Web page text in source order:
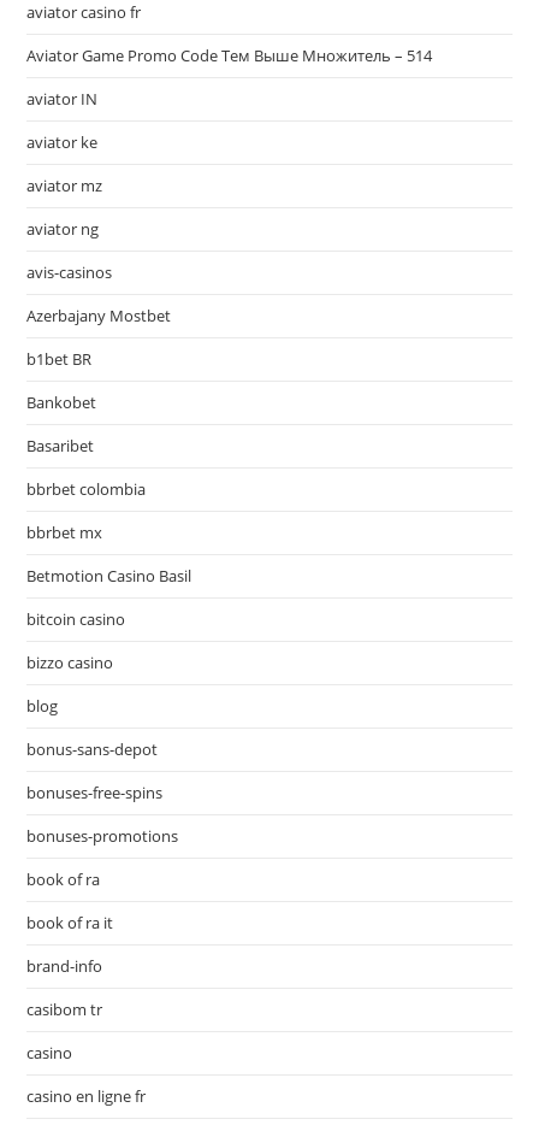
aviator casino fr
Aviator Game Promo Code Тем Выше Множитель – 514
aviator IN
aviator ke
aviator mz
aviator ng
avis-casinos
Azerbajany Mostbet
b1bet BR
Bankobet
Basaribet
bbrbet colombia
bbrbet mx
Betmotion Casino Basil
bitcoin casino
bizzo casino
blog
bonus-sans-depot
bonuses-free-spins
bonuses-promotions
book of ra
book of ra it
brand-info
casibom tr
casino
casino en ligne fr